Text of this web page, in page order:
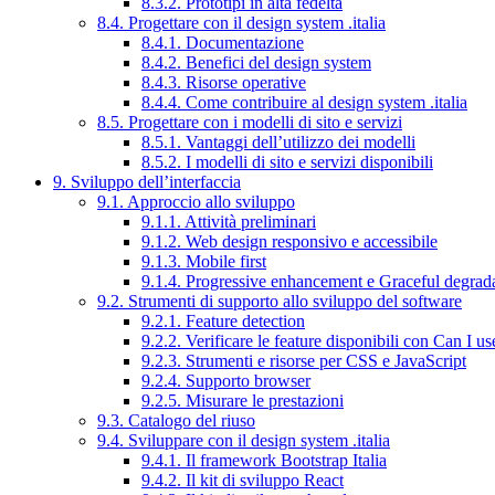
8.4. Progettare con il design system .italia
8.4.1. Documentazione
8.4.2. Benefici del design system
8.4.3. Risorse operative
8.4.4. Come contribuire al design system .italia
8.5. Progettare con i modelli di sito e servizi
8.5.1. Vantaggi dell’utilizzo dei modelli
8.5.2. I modelli di sito e servizi disponibili
9. Sviluppo dell’interfaccia
9.1. Approccio allo sviluppo
9.1.1. Attività preliminari
9.1.2. Web design responsivo e accessibile
9.1.3. Mobile first
9.1.4. Progressive enhancement e Graceful
9.2. Strumenti di supporto allo sviluppo del software
9.2.1. Feature detection
9.2.2. Verificare le feature disponibili con Can I
9.2.3. Strumenti e risorse per CSS e JavaScript
9.2.4. Supporto browser
9.2.5. Misurare le prestazioni
9.3. Catalogo del riuso
9.4. Sviluppare con il design system .italia
9.4.1. Il framework Bootstrap Italia
9.4.2. Il kit di sviluppo React